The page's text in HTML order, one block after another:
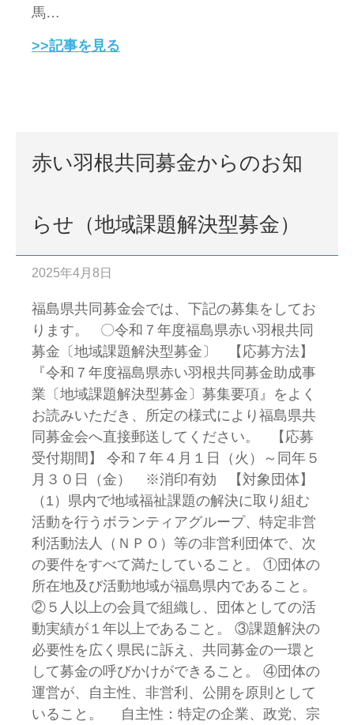
馬…
>>記事を見る
赤い羽根共同募金からのお知
らせ（地域課題解決型募金）
2025年4月8日
福島県共同募金会では、下記の募集をしてお
ります。 〇令和７年度福島県赤い羽根共同
募金〔地域課題解決型募金〕 【応募方法】
『令和７年度福島県赤い羽根共同募金助成事
業〔地域課題解決型募金〕募集要項』をよく
お読みいただき、所定の様式により福島県共
同募金会へ直接郵送してください。 【応募
受付期間】 令和７年４月１日（火）～同年５
月３０日（金） ※消印有効 【対象団体】
（1）県内で地域福祉課題の解決に取り組む
活動を行うボランティアグループ、特定非営
利活動法人（ＮＰＯ）等の非営利団体で、次
の要件をすべて満たしていること。 ①団体の
所在地及び活動地域が福島県内であること。
②５人以上の会員で組織し、団体としての活
動実績が１年以上であること。 ③課題解決の
必要性を広く県民に訴え、共同募金の一環と
して募金の呼びかけができること。 ④団体の
運営が、自主性、非営利、公開を原則として
いること。 自主性：特定の企業、政党、宗